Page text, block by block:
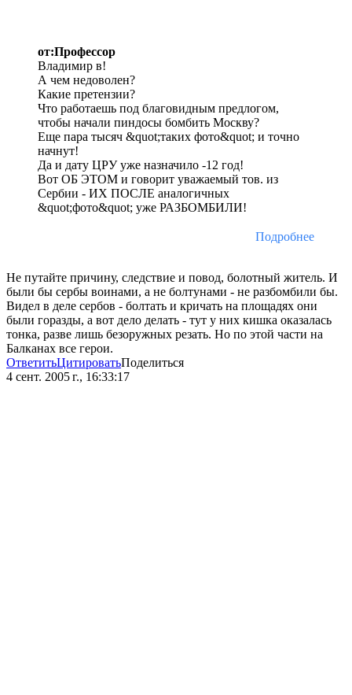
от:Профессор
Владимир в!
А чем недоволен?
Какие претензии?
Что работаешь под благовидным предлогом,
чтобы начали пиндосы бомбить Москву?
Еще пара тысяч &quot;таких фото&quot; и точно
начнут!
Да и дату ЦРУ уже назначило -12 год!
Вот ОБ ЭТОМ и говорит уважаемый тов. из
Сербии - ИХ ПОСЛЕ аналогичных
&quot;фото&quot; уже РАЗБОМБИЛИ!
Подробнее
Не путайте причину, следствие и повод, болотный житель. И
были бы сербы воинами, а не болтунами - не разбомбили бы.
Видел в деле сербов - болтать и кричать на площадях они
были горазды, а вот дело делать - тут у них кишка оказалась
тонка, разве лишь безоружных резать. Но по этой части на
Балканах все герои.
ОтветитьЦитироватьПоделиться
4 сент. 2005 г., 16:33:17